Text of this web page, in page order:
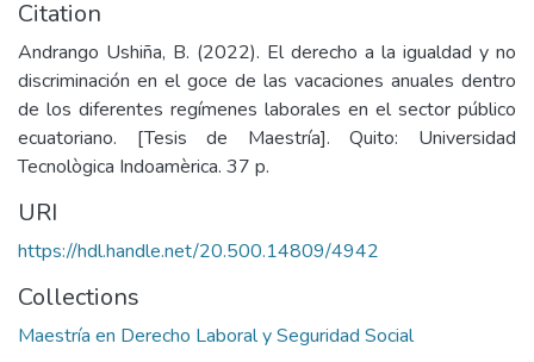
Citation
Andrango Ushiña, B. (2022). El derecho a la igualdad y no
discriminación en el goce de las vacaciones anuales dentro
de los diferentes regímenes laborales en el sector público
ecuatoriano. [Tesis de Maestría]. Quito: Universidad
Tecnològica Indoamèrica. 37 p.
URI
https://hdl.handle.net/20.500.14809/4942
Collections
Maestría en Derecho Laboral y Seguridad Social